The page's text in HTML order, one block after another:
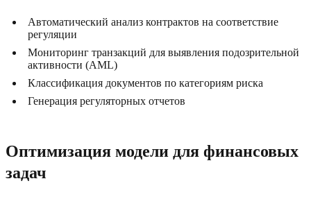
Автоматический анализ контрактов на соответствие
регуляции
Мониторинг транзакций для выявления подозрительной
активности (AML)
Классификация документов по категориям риска
Генерация регуляторных отчетов
Оптимизация модели для финансовых
задач